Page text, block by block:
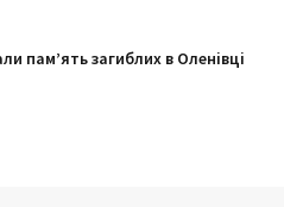
пам’ять загиблих в Оленівці